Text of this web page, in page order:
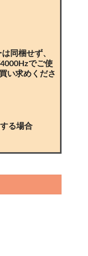
同梱せず、
でご使
い求めくださ
る場合